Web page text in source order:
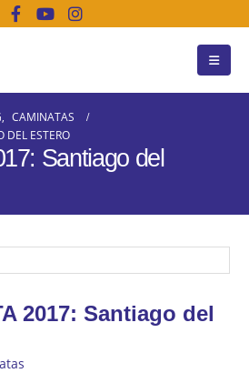
, CAMINATAS
ESTERO
Santiago del
2017: Santiago del